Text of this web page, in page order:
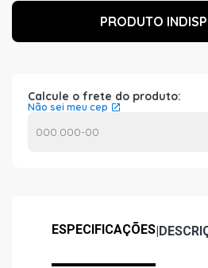
PRODUTO
Calcule o frete do produto:
Não sei meu cep
ESPECIFICAÇÕES|